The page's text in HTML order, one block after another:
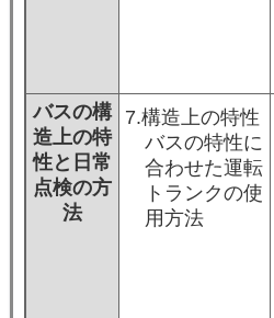
バスの構
造上の特
性と日常
点検の方
法
7.構造上の特性
バスの特性に
合わせた運転
トランクの使
用方法